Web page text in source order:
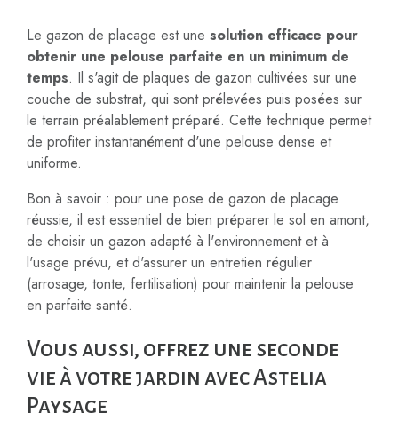
Le gazon de placage est une solution efficace pour
obtenir une pelouse parfaite en un minimum de
temps. Il s'agit de plaques de gazon cultivées sur une
couche de substrat, qui sont prélevées puis posées sur
le terrain préalablement préparé. Cette technique permet
de profiter instantanément d'une pelouse dense et
uniforme.
Bon à savoir : pour une pose de gazon de placage
réussie, il est essentiel de bien préparer le sol en amont,
de choisir un gazon adapté à l'environnement et à
l'usage prévu, et d'assurer un entretien régulier
(arrosage, tonte, fertilisation) pour maintenir la pelouse
en parfaite santé.
Vous aussi, offrez une seconde
vie à votre jardin avec Astelia
Paysage